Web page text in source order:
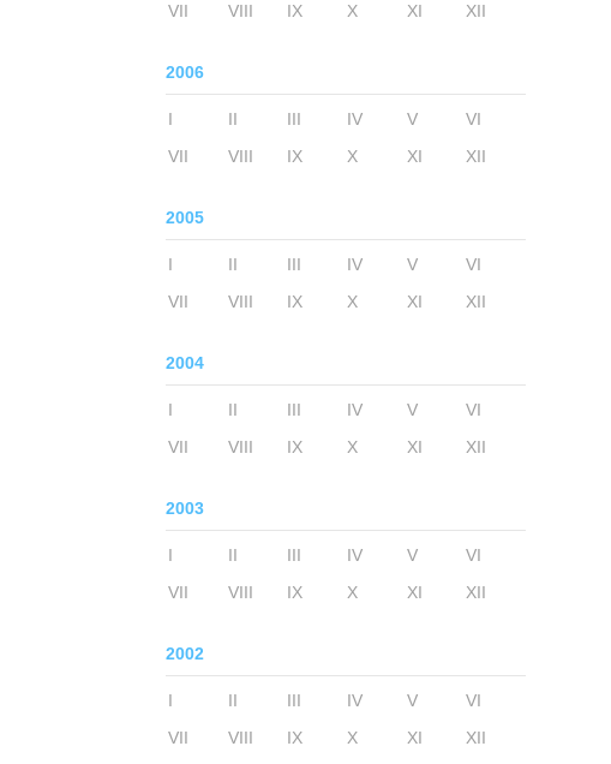
VII
VIII IX X XI XII
2006
I II III IV V
VI
VII
VIII IX X XI XII
2005
I II III IV V
VI
VII
VIII IX X XI XII
2004
I II III IV V
VI
VII
VIII IX X XI XII
2003
I II III IV V
VI
VII
VIII IX X XI XII
2002
I II III IV V
VI
VII
VIII IX X XI XII